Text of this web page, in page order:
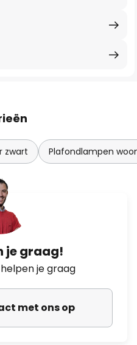
zwart Plafondlampen
je graag!
je graag
met ons op